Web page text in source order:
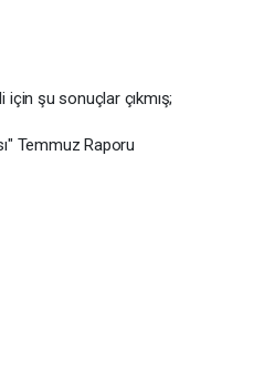
için şu sonuçlar çıkmış;
Temmuz Raporu